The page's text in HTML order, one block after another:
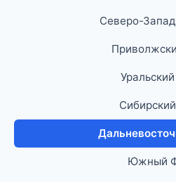
Северо-
Южный